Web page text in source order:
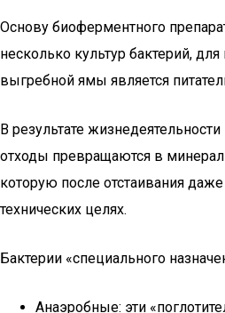
Основу биоферментного
несколько культур бактерий,
выгребной ямы является
В результате
отходы превращаются в
которую после отстаивания
технических целях.
Бактерии «специального
Анаэробные: эти